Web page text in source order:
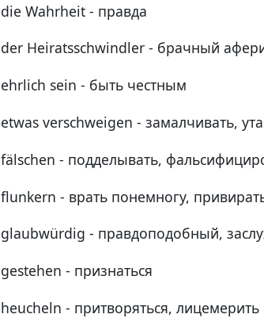
die Wahrheit - правда
der Heiratsschwindler - брачный
ehrlich sein - быть честным
etwas verschweigen - замалчивать,
fälschen - подделывать,
flunkern - врать понемногу,
glaubwürdig - правдоподобный,
gestehen - признаться
heucheln - притворяться, лицемерить